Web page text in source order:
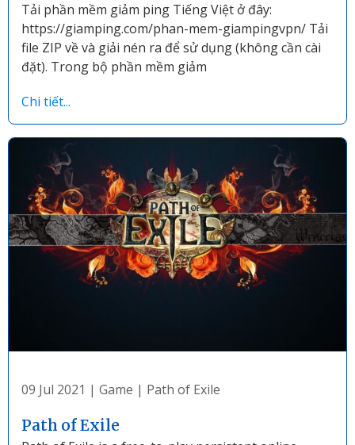
Tải phần mềm giảm ping Tiếng Việt ở đây:
https://giamping.com/phan-mem-giampingvpn/ Tải
file ZIP về và giải nén ra để sử dụng (không cần cài
đặt). Trong bộ phần mềm giảm
Chi tiết...
09 Jul 2021 | Game | Path of Exile
Path of Exile